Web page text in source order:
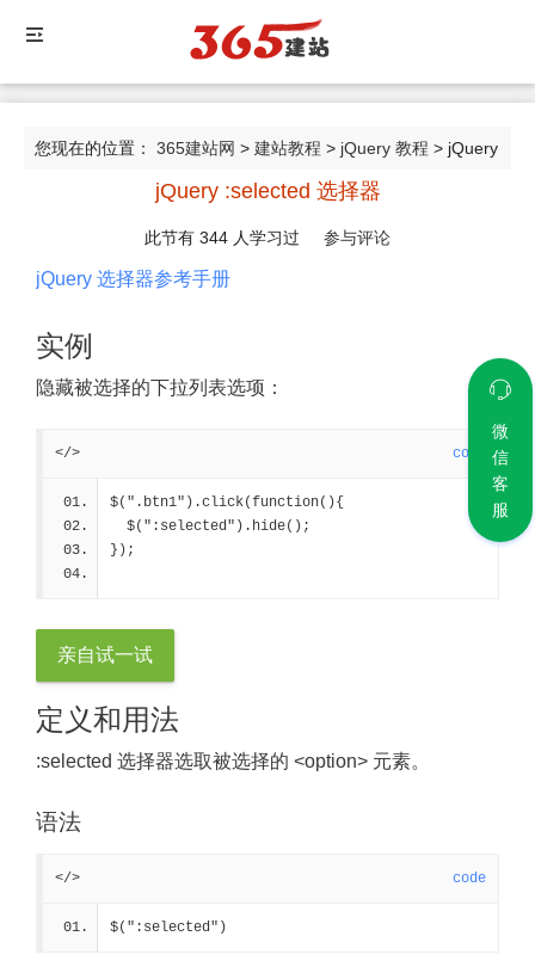
您现在的位置： 365建站网 > 建站教程 > jQuery 教程 > jQuery
:selected 选择器jQuery :selected 选择器
此节有 344 人学习过 参与评论
jQuery 选择器参考手册
实例
隐藏被选择的下拉列表选项：
</> code
$(".btn1").click(function(){
  $(":selected").hide();
});
亲自试一试
定义和用法
:selected 选择器选取被选择的 <option> 元素。
语法
</> code
$(":selected")
微
信
客
服